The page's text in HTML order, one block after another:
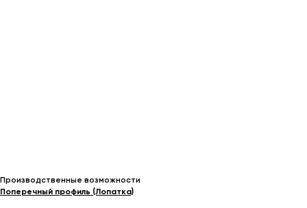
Производственные возможности
Поперечный профиль (Лопатка)